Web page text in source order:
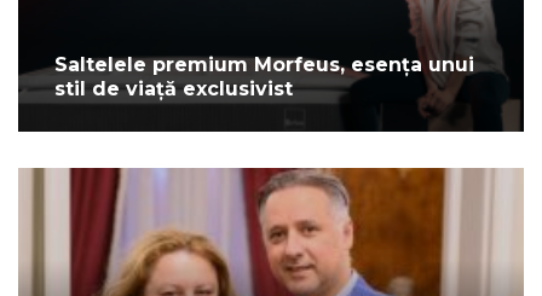
Saltelele premium Morfeus, esența unui
stil de viață exclusivist